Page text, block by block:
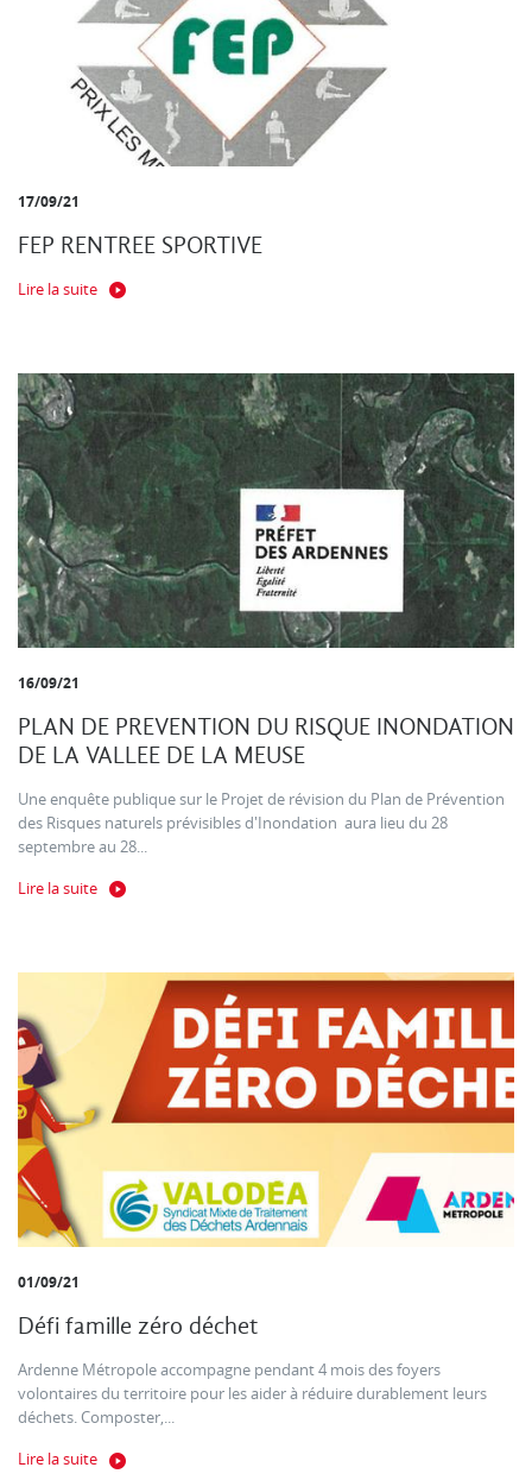
17/09/21
FEP RENTREE SPORTIVE
Lire la suite
16/09/21
PLAN DE PREVENTION DU RISQUE INONDATION
DE LA VALLEE DE LA MEUSE
Une enquête publique sur le Projet de révision du Plan de Prévention
des Risques naturels prévisibles d'Inondation aura lieu du 28
septembre au 28...
Lire la suite
01/09/21
Défi famille zéro déchet
Ardenne Métropole accompagne pendant 4 mois des foyers
volontaires du territoire pour les aider à réduire durablement leurs
déchets. Composter,...
Lire la suite